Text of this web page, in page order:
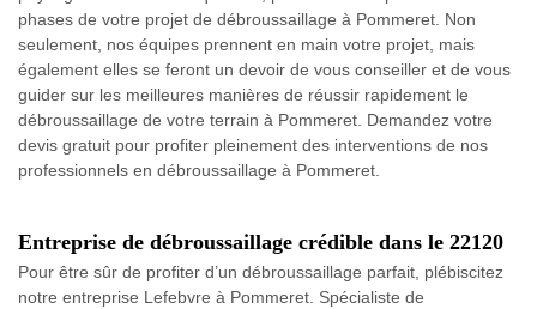
phases de votre projet de débroussaillage à Pommeret. Non
seulement, nos équipes prennent en main votre projet, mais
également elles se feront un devoir de vous conseiller et de vous
guider sur les meilleures manières de réussir rapidement le
débroussaillage de votre terrain à Pommeret. Demandez votre
devis gratuit pour profiter pleinement des interventions de nos
professionnels en débroussaillage à Pommeret.
Entreprise de débroussaillage crédible dans le 22120
Pour être sûr de profiter d’un débroussaillage parfait, plébiscitez
notre entreprise Lefebvre à Pommeret. Spécialiste de